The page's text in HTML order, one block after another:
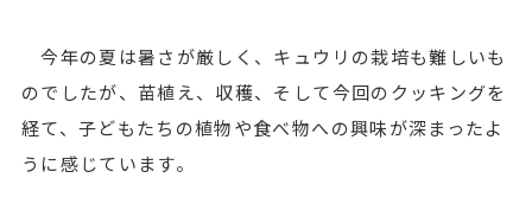
今年の夏は暑さが厳しく、キュウリの栽培も難しいも
のでしたが、苗植え、収穫、そして今回のクッキングを
経て、子どもたちの植物や食べ物への興味が深まったよ
うに感じています。